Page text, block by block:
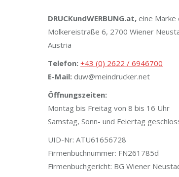
DRUCKundWERBUNG.at, eine
Molkereistraße 6, 2700 Wiener
Austria
Telefon: +43 (0) 2622 / 6946700
E-Mail: duw@meindrucker.net
Öffnungszeiten:
Montag bis Freitag von 8 bis 16 Uhr
Samstag, Sonn- und Feiertag
UID-Nr: ATU61656728
Firmenbuchnummer: FN261785d
Firmenbuchgericht: BG Wiener